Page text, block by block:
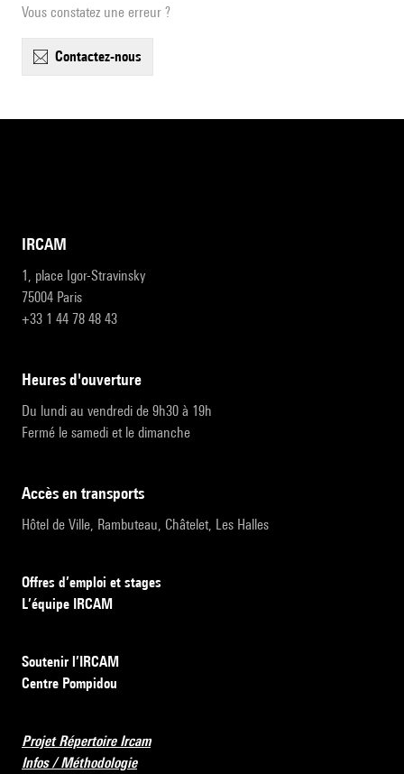
Vous constatez une erreur ?
contactez-nous
IRCAM
1, place Igor-Stravinsky
75004 Paris
+33 1 44 78 48 43
heures d'ouverture
Du lundi au vendredi de 9h30 à 19h
Fermé le samedi et le dimanche
accès en transports
Hôtel de Ville, Rambuteau, Châtelet, Les Halles
Offres d’emploi et stages
L’équipe IRCAM
Soutenir l’IRCAM
Centre Pompidou
Projet Répertoire Ircam
Infos / Méthodologie